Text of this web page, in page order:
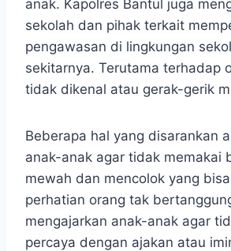
anak. Kapolres Bantul juga
sekolah dan pihak terkait
pengawasan di lingkungan
sekitarnya. Terutama terhadap
tidak dikenal atau gerak-gerik
Beberapa hal yang disarankan
anak-anak agar tidak memakai
mewah dan mencolok yang
perhatian orang tak
mengajarkan anak-anak agar
percaya dengan ajakan atau